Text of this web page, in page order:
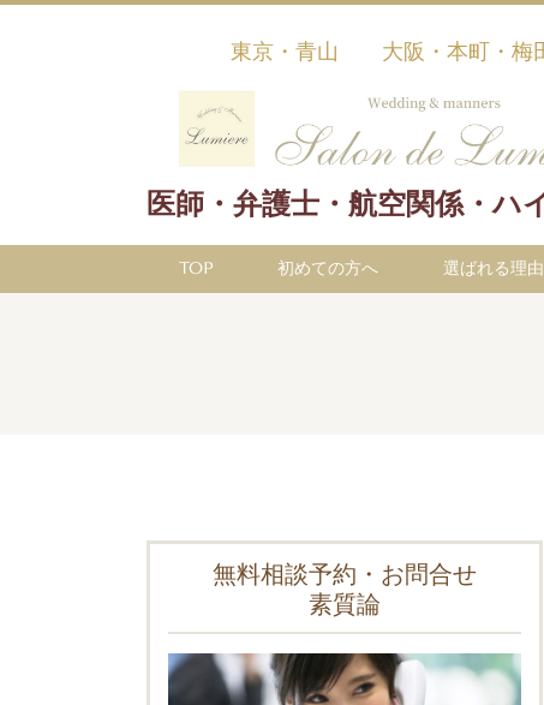
東京・青山 大阪・本町・
医師・弁護士・航空関係・ハ
TOP 初めての方へ 選ばれる理由
無料相談予約・お問合せ
素質論